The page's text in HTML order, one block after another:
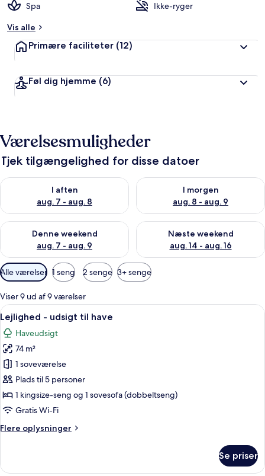
Spa
Ikke-ryger
Vis alle
Primære faciliteter (12)
Føl dig hjemme (6)
Værelsesmuligheder
Tjek tilgængelighed for disse datoer
I aften
aug. 7 - aug. 8
Tjek tilgængelighed for i aften aug. 7 - aug. 8
I morgen
aug. 8 - aug. 9
Tjek tilgængelighed for i
Denne weekend
aug. 7 - aug. 9
Tjek tilgængelighed for denne weekend aug. 7 - aug. 9
Næste weekend
aug. 14 - aug. 16
Tjek tilgængelighed for næste
Tilgængelige
filtre
for
værelser
Alle værelser 1 seng 2 senge 3+ senge
Viser 9 ud af 9 værelser
Indlæs
alle
billeder
af
Lejlighed
-
udsigt
til
En stue med spiseplads, en grå sofa,
28
Lejlighed - udsigt til have
Haveudsigt
74 m²
1 soveværelse
Plads til 5 personer
1 kingsize-seng og 1 sovesofa (dobbeltseng)
Gratis Wi-Fi
Flere oplysninger
Flere
-
Se priser